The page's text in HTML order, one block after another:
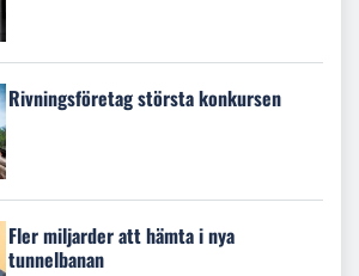
Rivningsföretag största konkursen
Fler miljarder att hämta i nya
tunnelbanan